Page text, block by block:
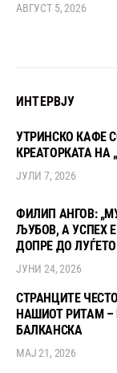
АВГУСТ 5, 2026
ИНТЕРВЈУ
УТРИНСКО КАФЕ
КРЕАТОРКАТА НА
ЈУЛИ 7, 2026
ФИЛИП АНГОВ:
ЉУБОВ, А УСПЕХ
ДОПРЕ ДО
ЈУНИ 24, 2026
СТРАНЦИТЕ
НАШИОТ РИТАМ –
БАЛКАНСКА
МАЈ 21, 2026